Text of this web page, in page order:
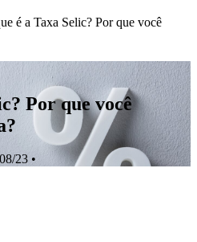
é a Taxa Selic? Por que você
Por que você
23 •